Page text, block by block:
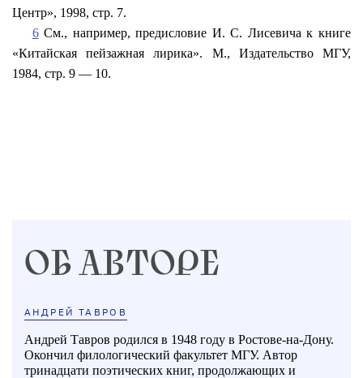
Центр», 1998, стр. 7.
6См., например, предисловие И. С. Лисевича к книге
«Китайская пейзажная лирика». М., Издательство МГУ,
1984, стр. 9 — 10.
ОБ АВТОРЕ
АНДРЕЙ ТАВРОВ
Андрей Тавров родился в 1948 году в Ростове-на-Дону.
Окончил филологический факультет МГУ. Автор
тринадцати поэтических книг, продолжающих и